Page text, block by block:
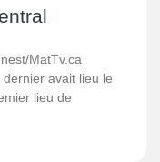
MatTv.ca
avait lieu le
lieu de